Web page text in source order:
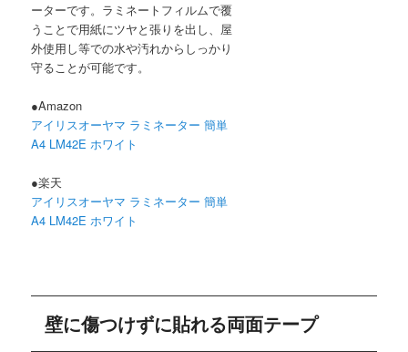
ーターです。ラミネートフィルムで覆
うことで用紙にツヤと張りを出し、屋
外使用し等での水や汚れからしっかり
守ることが可能です。
●Amazon
アイリスオーヤマ ラミネーター 簡単
A4 LM42E ホワイト
●楽天
アイリスオーヤマ ラミネーター 簡単
A4 LM42E ホワイト
壁に傷つけずに貼れる両面テープ